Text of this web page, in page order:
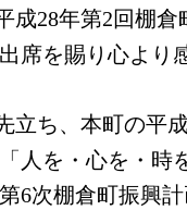
成28年第2回棚倉
席を賜り心より
立ち、本町の平
人を・心を・時
6次棚倉町振興